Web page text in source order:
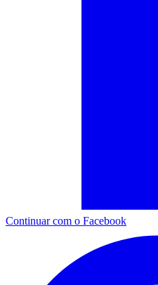
Continuar com o Facebook